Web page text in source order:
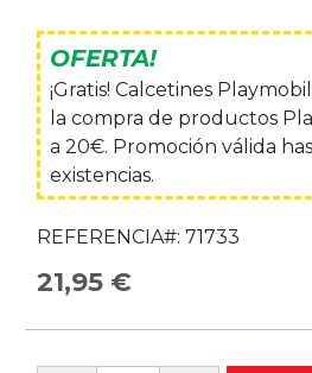
OFERTA!
¡Gratis! Calcetines
la compra de productos
a 20€. Promoción válida
existencias.
REFERENCIA#: 71733
21,95 €